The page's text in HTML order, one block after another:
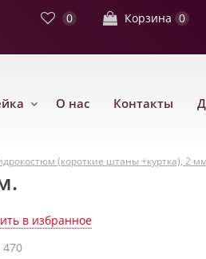
0 Корзина 0
О нас Контакты
(короткие штаны +куртка), 2
в избранное
470